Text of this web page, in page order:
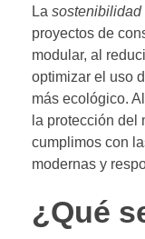
La sostenibilidad
proyectos de
modular, al
optimizar el uso
más ecológico.
la protección del
cumplimos con
modernas y
¿Qué